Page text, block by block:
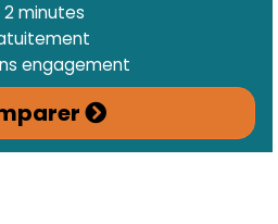
2 minutes
engagement